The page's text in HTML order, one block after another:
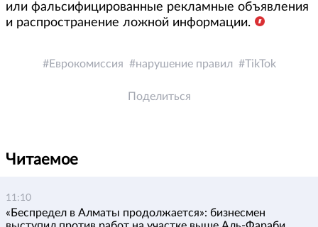
или фальсифицированные рекламные объявления
и распространение ложной информации.
Еврокомиссия нарушение правил TikTok
Поделиться
Читаемое
11:10
«Беспредел в Алматы продолжается»: бизнесмен